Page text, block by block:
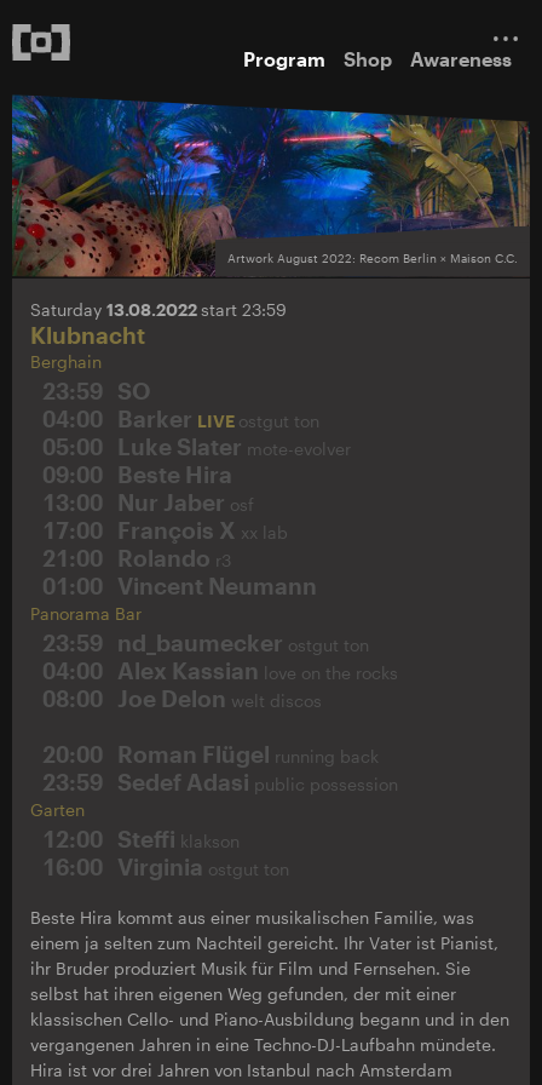
Program Shop Awareness
Artwork August 2022: Recom Berlin × Maison C.C.
Saturday 13.08.2022start 23:59
Klubnacht
Berghain
23:59
SO
04:00
Barker LIVE ostgut ton
05:00 Luke Slater mote-evolver
09:00
Beste Hira
13:00
Nur Jaber osf
17:00 François X xx lab
21:00 Rolando r3
01:00 Vincent Neumann
Panorama Bar
23:59 nd_baumecker ostgut ton
04:00 Alex Kassian love on the rocks
08:00 Joe Delon welt discos
20:00 Roman Flügel running back
23:59 Sedef Adasi public possession
Garten
12:00 Steffi klakson
16:00 Virginia ostgut ton
Beste Hira kommt aus einer musikalischen Familie, was
einem ja selten zum Nachteil gereicht. Ihr Vater ist Pianist,
ihr Bruder produziert Musik für Film und Fernsehen. Sie
selbst hat ihren eigenen Weg gefunden, der mit einer
klassischen Cello- und Piano-Ausbildung begann und in den
vergangenen Jahren in eine Techno-DJ-Laufbahn mündete.
Hira ist vor drei Jahren von Istanbul nach Amsterdam